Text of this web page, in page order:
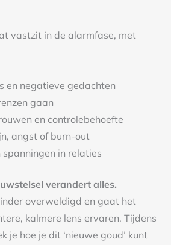
vastzit in de alarmfase, met
en negatieve gedachten
gaan
en controlebehoefte
angst of burn-out
spanningen in relaties
verandert alles.
overweldigd en gaat het
kalmere lens ervaren. Tijdens
je hoe je dit ‘nieuwe goud’ kunt